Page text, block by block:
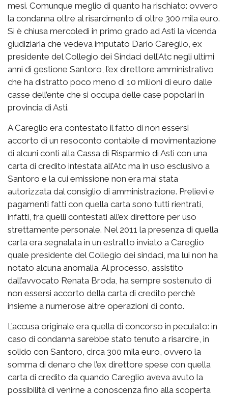
mesi. Comunque meglio di quanto ha rischiato: ovvero
la condanna oltre al risarcimento di oltre 300 mila euro.
Si è chiusa mercoledì in primo grado ad Asti la vicenda
giudiziaria che vedeva imputato Dario Careglio, ex
presidente del Collegio dei Sindaci dell’Atc negli ultimi
anni di gestione Santoro, l’ex direttore amministrativo
che ha distratto poco meno di 10 milioni di euro dalle
casse dell’ente che si occupa delle case popolari in
provincia di Asti.
A Careglio era contestato il fatto di non essersi
accorto di un resoconto contabile di movimentazione
di alcuni conti alla Cassa di Risparmio di Asti con una
carta di credito intestata all’Atc ma in uso esclusivo a
Santoro e la cui emissione non era mai stata
autorizzata dal consiglio di amministrazione. Prelievi e
pagamenti fatti con quella carta sono tutti rientrati,
infatti, fra quelli contestati all’ex direttore per uso
strettamente personale. Nel 2011 la presenza di quella
carta era segnalata in un estratto inviato a Careglio
quale presidente del Collegio dei sindaci, ma lui non ha
notato alcuna anomalia. Al processo, assistito
dall’avvocato Renata Broda, ha sempre sostenuto di
non essersi accorto della carta di credito perchè
insieme a numerose altre operazioni di conto.
L’accusa originale era quella di concorso in peculato: in
caso di condanna sarebbe stato tenuto a risarcire, in
solido con Santoro, circa 300 mila euro, ovvero la
somma di denaro che l’ex direttore spese con quella
carta di credito da quando Careglio aveva avuto la
possibilità di venirne a conoscenza fino alla scoperta